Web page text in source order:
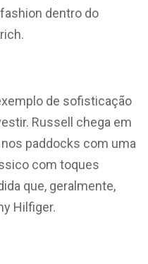
dentro do
de sofisticação
Russell chega em
paddocks com uma
com toques
que, geralmente,
Hilfiger.